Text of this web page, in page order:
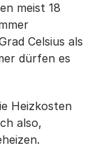
meist 18
Celsius als
dürfen es
Heizkosten
also,